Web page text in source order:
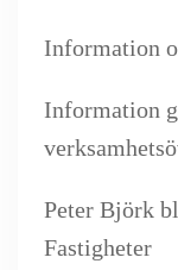
Information
Information
Peter Björk
Fastigheter